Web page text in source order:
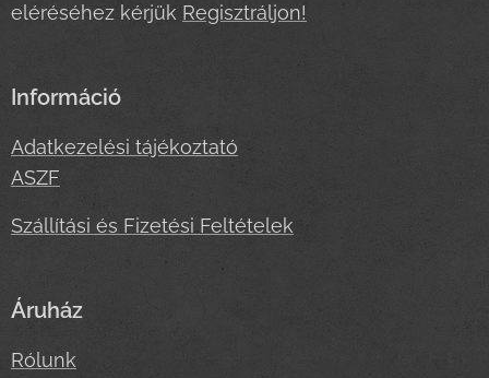
eléréséhez kérjük Regisztráljon!
Információ
Adatkezelési tájékoztató
ASZF
Szállítási és Fizetési Feltételek
Áruház
Rólunk